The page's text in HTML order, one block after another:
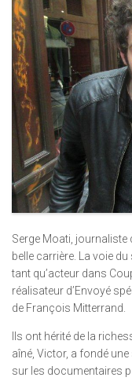
Serge Moati, journaliste
belle carrière. La voie
tant qu’acteur dans
réalisateur d’Envoyé
de François Mitterrand.
Ils ont hérité de la
aîné, Victor, a fondé
sur les documentaires